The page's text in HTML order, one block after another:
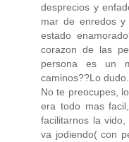
desprecios y
mar de enredos
estado
corazon de las
persona es un
caminos??Lo dudo.
No te preocupes,
era todo mas
facilitarnos la
va jodiendo( con